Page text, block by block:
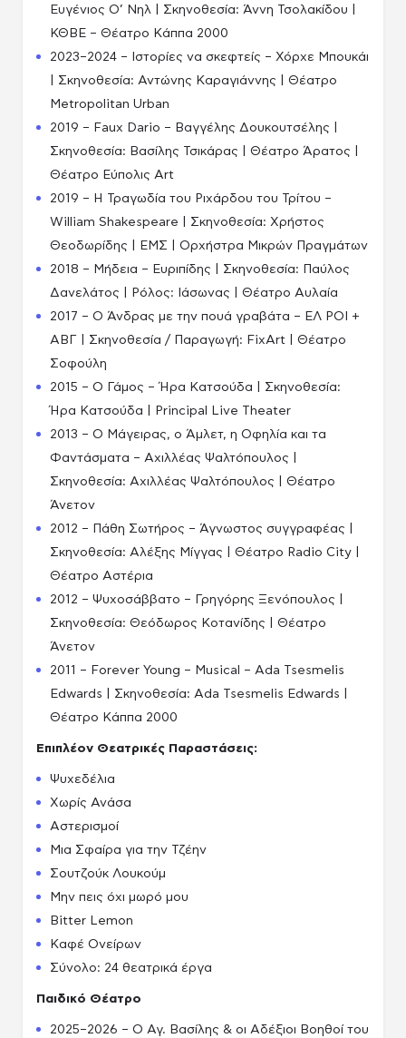
Ευγένιος Ο’ Νηλ | Σκηνοθεσία: Άννη Τσολακίδου |
ΚΘΒΕ – Θέατρο Κάππα 2000
2023–2024 – Ιστορίες να σκεφτείς – Χόρχε Μπουκάι
| Σκηνοθεσία: Αντώνης Καραγιάννης | Θέατρο
Metropolitan Urban
2019 – Faux Dario – Βαγγέλης Δουκουτσέλης |
Σκηνοθεσία: Βασίλης Τσικάρας | Θέατρο Άρατος |
Θέατρο Εύπολις Art
2019 – Η Τραγωδία του Ριχάρδου του Τρίτου –
William Shakespeare | Σκηνοθεσία: Χρήστος
Θεοδωρίδης | ΕΜΣ | Ορχήστρα Μικρών Πραγμάτων
2018 – Μήδεια – Ευριπίδης | Σκηνοθεσία: Παύλος
Δανελάτος | Ρόλος: Ιάσωνας | Θέατρο Αυλαία
2017 – Ο Άνδρας με την πουά γραβάτα – ΕΛ ΡΟΙ +
ΑΒΓ | Σκηνοθεσία / Παραγωγή: FixArt | Θέατρο
Σοφούλη
2015 – Ο Γάμος – Ήρα Κατσούδα | Σκηνοθεσία:
Ήρα Κατσούδα | Principal Live Theater
2013 – Ο Μάγειρας, ο Άμλετ, η Οφηλία και τα
Φαντάσματα – Αχιλλέας Ψαλτόπουλος |
Σκηνοθεσία: Αχιλλέας Ψαλτόπουλος | Θέατρο
Άνετον
2012 – Πάθη Σωτήρος – Άγνωστος συγγραφέας |
Σκηνοθεσία: Αλέξης Μίγγας | Θέατρο Radio City |
Θέατρο Αστέρια
2012 – Ψυχοσάββατο – Γρηγόρης Ξενόπουλος |
Σκηνοθεσία: Θεόδωρος Κοτανίδης | Θέατρο
Άνετον
2011 – Forever Young – Musical – Ada Tsesmelis
Edwards | Σκηνοθεσία: Ada Tsesmelis Edwards |
Θέατρο Κάππα 2000
Επιπλέον Θεατρικές Παραστάσεις:
Ψυχεδέλια
Χωρίς Ανάσα
Αστερισμοί
Μια Σφαίρα για την Τζέην
Σουτζούκ Λουκούμ
Μην πεις όχι μωρό μου
Bitter Lemon
Καφέ Ονείρων
Σύνολο: 24 θεατρικά έργα
Παιδικό Θέατρο
2025–2026 – Ο Αγ. Βασίλης & οι Αδέξιοι Βοηθοί του